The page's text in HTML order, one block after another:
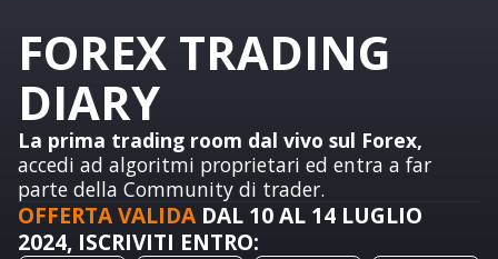
FOREX TRADING
DIARY​
La prima trading room dal vivo sul Forex,
accedi ad algoritmi proprietari ed entra a far
parte della Community di trader.
OFFERTA VALIDA DAL 10 AL 14 LUGLIO
2024, ISCRIVITI ENTRO: